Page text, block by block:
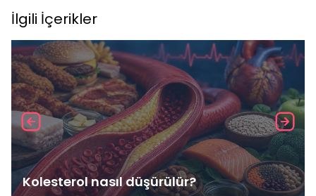
İlgili İçerikler
Kolesterol nasıl düşürülür?